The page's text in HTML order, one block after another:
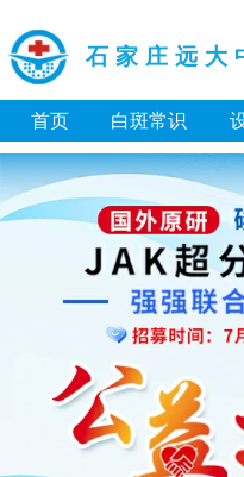
石家庄远大
首页 白斑常识